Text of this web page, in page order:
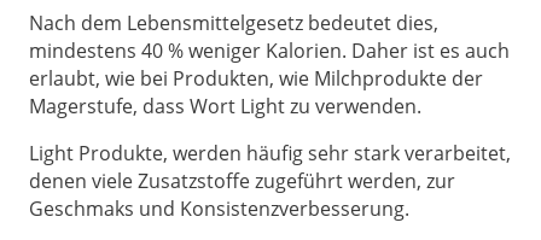
Nach dem Lebensmittelgesetz bedeutet dies,
mindestens 40 % weniger Kalorien. Daher ist es auch
erlaubt, wie bei Produkten, wie Milchprodukte der
Magerstufe, dass Wort Light zu verwenden.
Light Produkte, werden häufig sehr stark verarbeitet,
denen viele Zusatzstoffe zugeführt werden, zur
Geschmaks und Konsistenzverbesserung.